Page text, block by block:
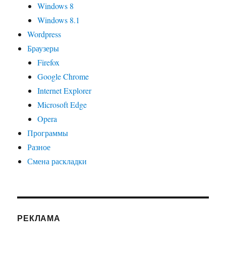
Windows 8
Windows 8.1
Wordpress
Браузеры
Firefox
Google Chrome
Internet Explorer
Microsoft Edge
Opera
Программы
Разное
Смена раскладки
РЕКЛАМА